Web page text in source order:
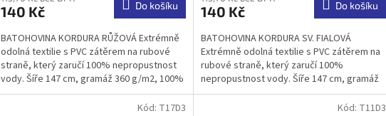
140 Kč Do košíku
BATOHOVINA KORDURA RŮŽOVÁ Extrémně
odolná textilie s PVC zátěrem na rubové
straně, který zaručí 100% nepropustnost
vody. Šíře 147 cm, gramáž 360 g/m2, 100%
PES. Vodoodpudivá...
140 Kč Do košíku
BATOHOVINA KORDURA SV. FIALOVÁ
Extrémně odolná textilie s PVC zátěrem na
rubové straně, který zaručí 100%
nepropustnost vody. Šíře 147 cm, gramáž
360 g/m2, 100% PES....
Kód: T17D3 Kód: T11D3